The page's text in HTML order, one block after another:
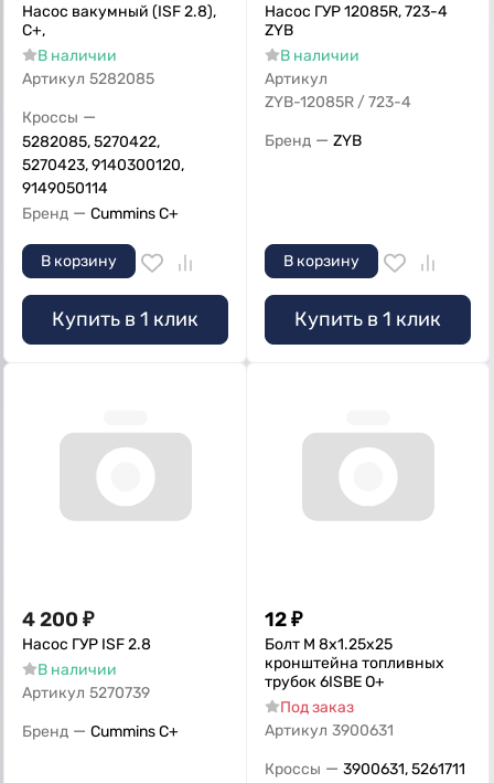
Насос вакумный (ISF 2.8),
С+,
В наличии
Артикул 5282085
Кроссы —
5282085, 5270422,
5270423, 9140300120,
9149050114
Бренд — Cummins C+
В корзину
Купить в 1 клик
Насос ГУР 12085R, 723-4
ZYB
В наличии
Артикул
ZYB-12085R / 723-4
Бренд — ZYB
В корзину
Купить в 1 клик
4 200 ₽
Насос ГУР ISF 2.8
В наличии
Артикул 5270739
Бренд — Cummins C+
12₽
Болт M 8х1.25х25
кронштейна топливных
трубок 6ISBE О+
Под заказ
Артикул 3900631
Кроссы — 3900631, 5261711